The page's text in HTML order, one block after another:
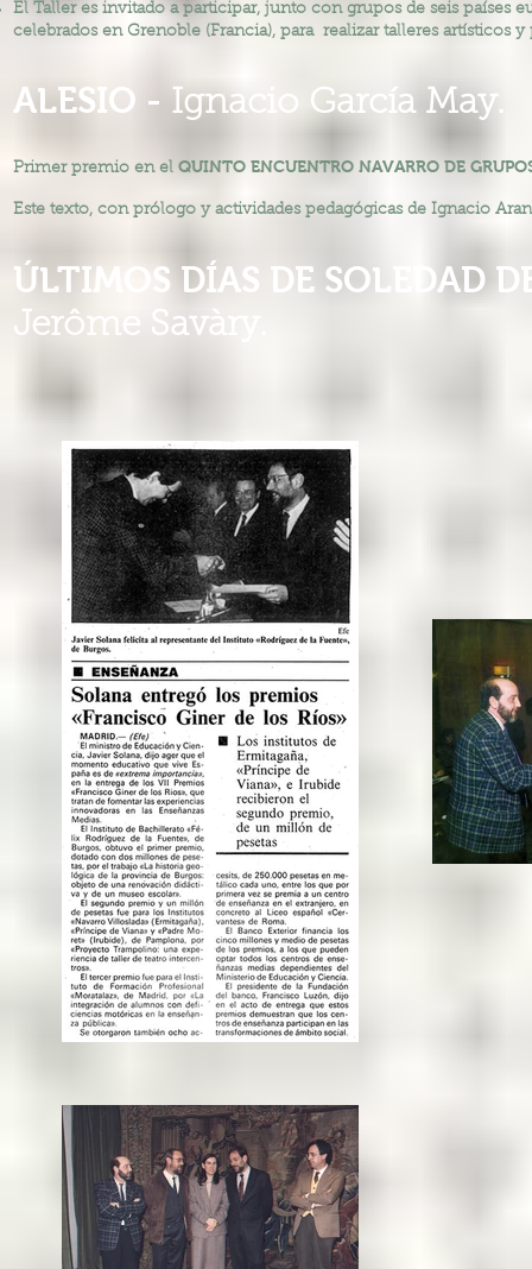
El Taller es invitado a participar, junto con grupos de seis países
celebrados en Grenoble (Francia), para realizar talleres artísticos
ALESIO - Ignacio García May.
Primer premio en el QUINTO ENCUENTRO NAVARRO DE
Este texto, con prólogo y actividades pedagógicas de Ignacio
ÚLTIMOS DÍAS DE SOLEDAD
Jerôme Savàry.